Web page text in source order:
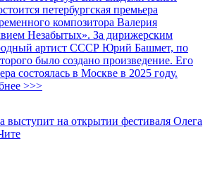
петербургская премьера
композитора Валерия
Незабытых». За дирижерским
артист СССР Юрий Башмет, по
было создано произведение. Его
состоялась в Москве в 2025 году.
>>>
выступит на открытии фестиваля Олега